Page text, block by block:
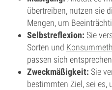
übertreiben, nutzen sie
Mengen, um
Selbstreflexion: Sie
Sorten und
passen sich
Zweckmäßigkeit: Sie
bestimmten Ziel, sei es,